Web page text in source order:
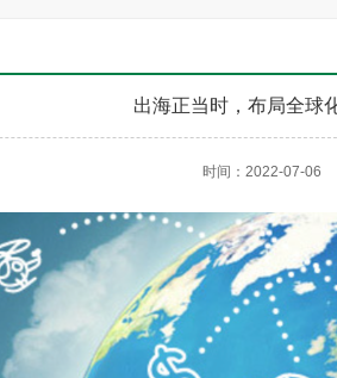
出海正当时，布局全球
时间：2022-07-06